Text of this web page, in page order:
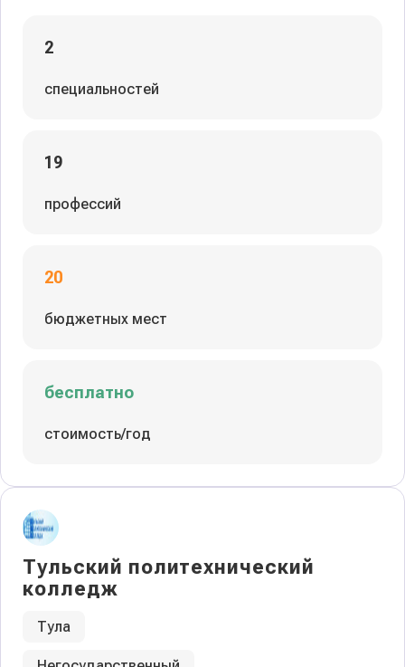
2
специальностей
19
профессий
20
бюджетных мест
бесплатно
стоимость/год
Тульский политехнический
колледж
Тула